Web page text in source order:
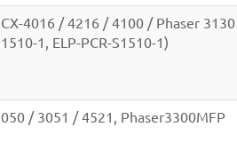
4016 / 4216 / 4100 / Phaser 3130
1, ELP-PCR-S1510-1)
/ 3051 / 4521, Phaser3300MFP